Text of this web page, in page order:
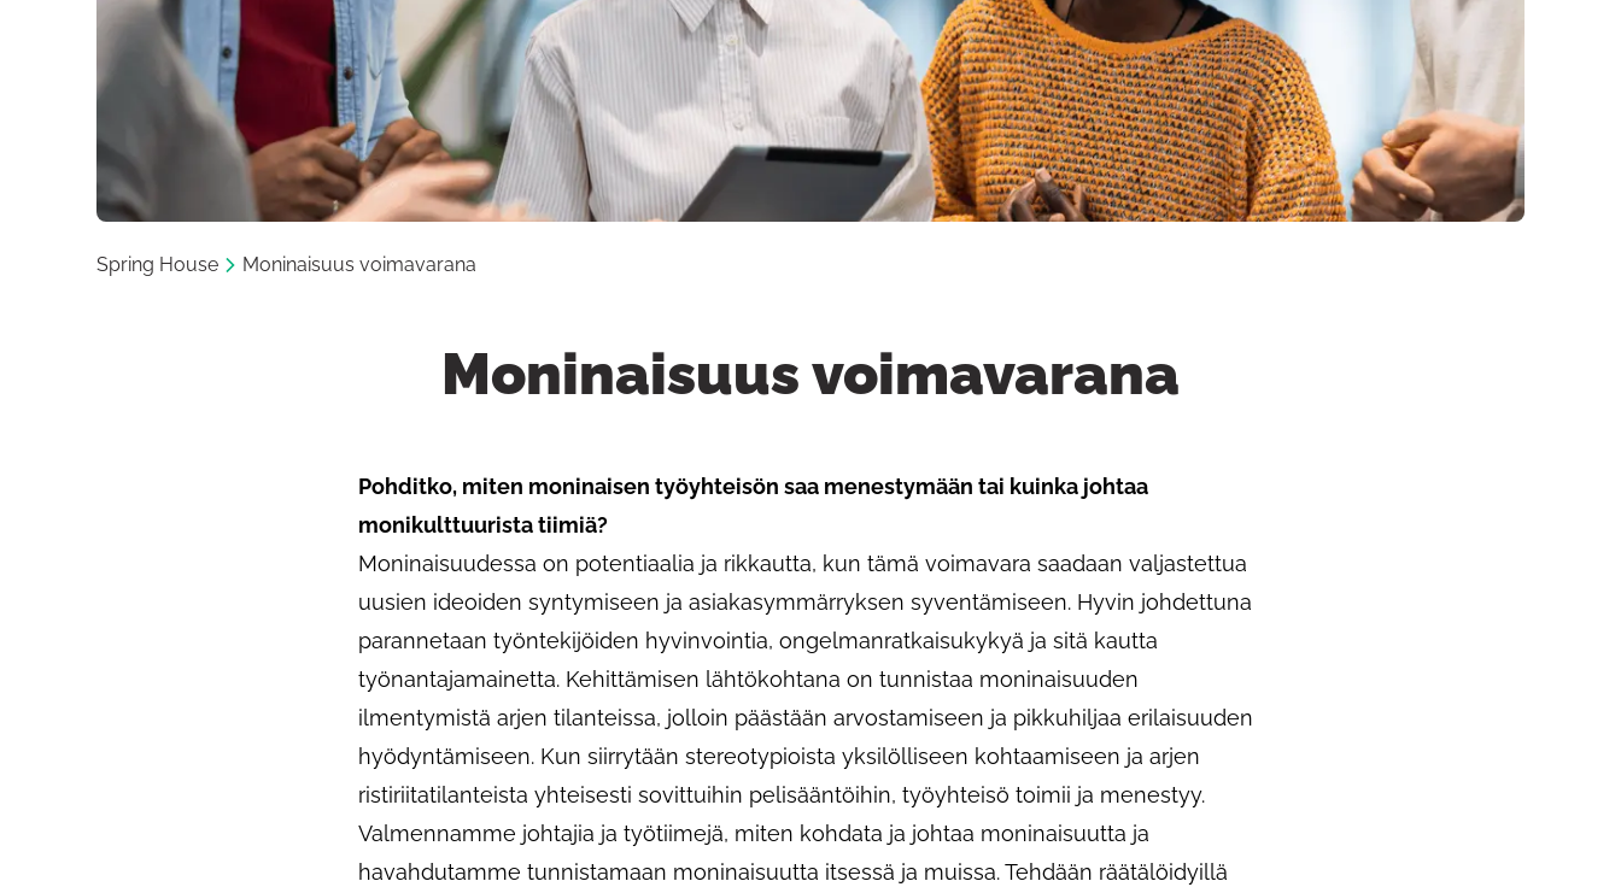
Spring House Moninaisuus voimavarana
Moninaisuus voimavarana
Pohditko, miten moninaisen työyhteisön saa menestymään tai kuinka johtaa
monikulttuurista tiimiä?
Moninaisuudessa on potentiaalia ja rikkautta, kun tämä voimavara saadaan valjastettua
uusien ideoiden syntymiseen ja asiakasymmärryksen syventämiseen. Hyvin johdettuna
parannetaan työntekijöiden hyvinvointia, ongelmanratkaisukykyä ja sitä kautta
työnantajamainetta. Kehittämisen lähtökohtana on tunnistaa moninaisuuden
ilmentymistä arjen tilanteissa, jolloin päästään arvostamiseen ja pikkuhiljaa erilaisuuden
hyödyntämiseen. Kun siirrytään stereotypioista yksilölliseen kohtaamiseen ja arjen
ristiriitatilanteista yhteisesti sovittuihin pelisääntöihin, työyhteisö toimii ja menestyy.
Valmennamme johtajia ja työtiimejä, miten kohdata ja johtaa moninaisuutta ja
havahdutamme tunnistamaan moninaisuutta itsessä ja muissa. Tehdään räätälöidyillä